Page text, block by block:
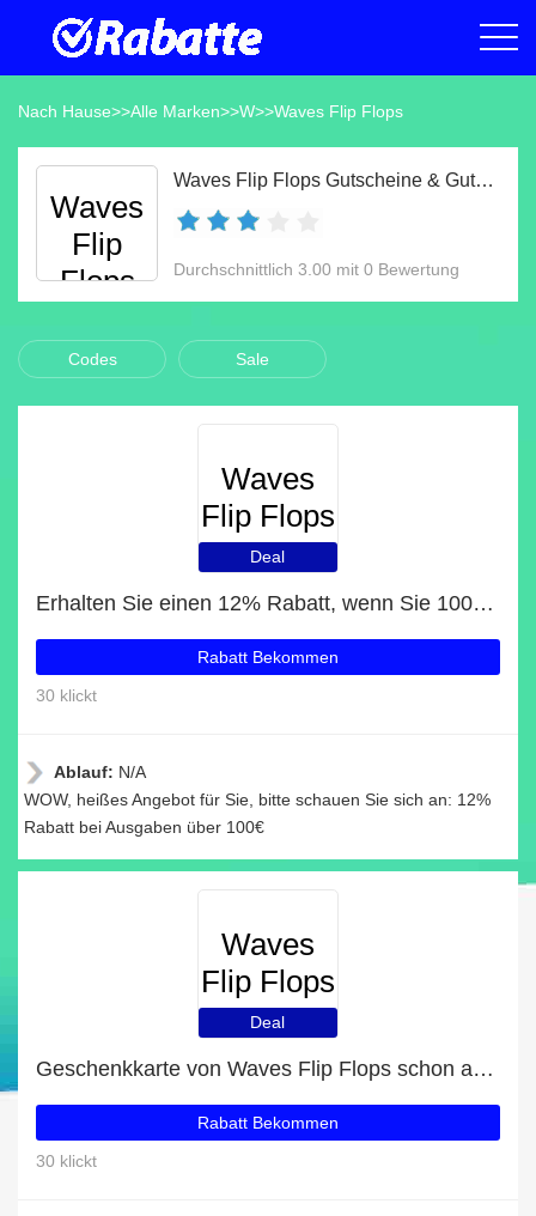
Nach Hause>>Alle Marken>>W>>Waves Flip Flops
Waves
Flip
Flops
Waves Flip Flops Gutscheine & Gutscheincodes Aug 2026
Durchschnittlich 3.00 mit 0 Bewertung
Codes Sale
Waves
Flip Flops
Deal
Erhalten Sie einen 12% Rabatt, wenn Sie 100€ bei Waves Flip Flops ausgeben
Rabatt Bekommen
30 klickt
Ablauf: N/A
WOW, heißes Angebot für Sie, bitte schauen Sie sich an: 12%
Rabatt bei Ausgaben über 100€
Waves
Flip Flops
Deal
Geschenkkarte von Waves Flip Flops schon ab 12€
Rabatt Bekommen
30 klickt